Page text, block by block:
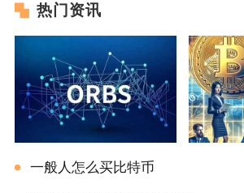
热门资讯
一般人怎么买比特币